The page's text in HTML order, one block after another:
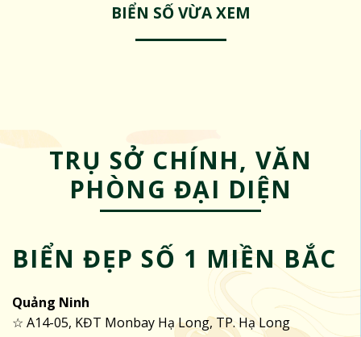
BIỂN SỐ VỪA XEM
TRỤ SỞ CHÍNH, VĂN
PHÒNG ĐẠI DIỆN
BIỂN ĐẸP SỐ 1 MIỀN BẮC
Quảng Ninh
☆ A14-05, KĐT Monbay Hạ Long, TP. Hạ Long